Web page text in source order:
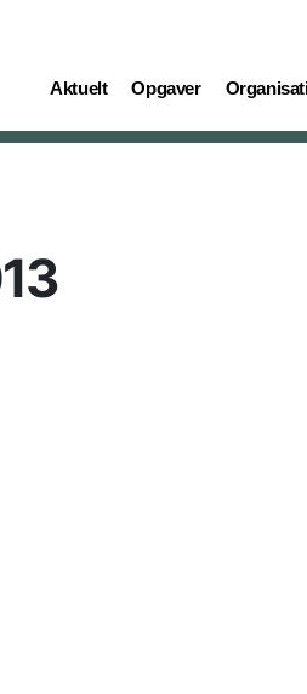
Aktuelt
(current) Opgaver
(current) (current)